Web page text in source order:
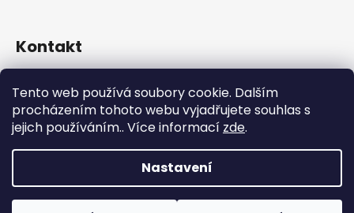
Tento web používá soubory cookie. Dalším
procházením tohoto webu vyjadřujete souhlas s
jejich používáním.. Více informací zde.
Nastavení
Kontakt
728737662
https://www.facebook.com/RSRCzech/
rsrperformance
Copyright 2026RSR-Performance. Všechna práva